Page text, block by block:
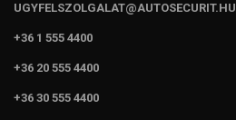
UGYFELSZOLGALAT@AUTOSECURIT.HU
+36 1 555 4400
+36 20 555 4400
+36 30 555 4400